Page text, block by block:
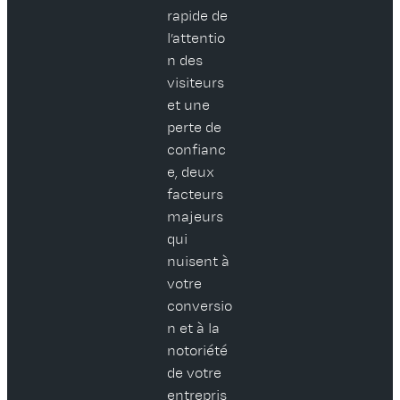
rapide de
l’attentio
n des
visiteurs
et une
perte de
confianc
e, deux
facteurs
majeurs
qui
nuisent à
votre
conversio
n et à la
notoriété
de votre
entrepris